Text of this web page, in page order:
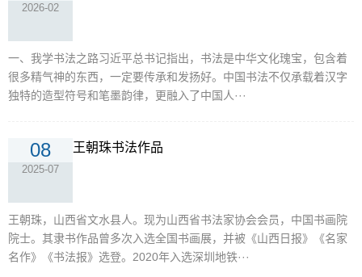
2026-02
一、我学书法之路习近平总书记指出，书法是中华文化瑰宝，包含着
很多精气神的东西，一定要传承和发扬好。中国书法不仅承载着汉字
独特的造型符号和笔墨韵律，更融入了中国人···
08
2025-07
王朝珠书法作品
王朝珠，山西省文水县人。现为山西省书法家协会会员，中国书画院
院士。其隶书作品曾多次入选全国书画展，并被《山西日报》《名家
名作》《书法报》选登。2020年入选深圳地铁···